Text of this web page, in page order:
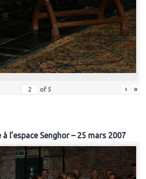
of 5 › »
l’espace Senghor – 25 mars 2007